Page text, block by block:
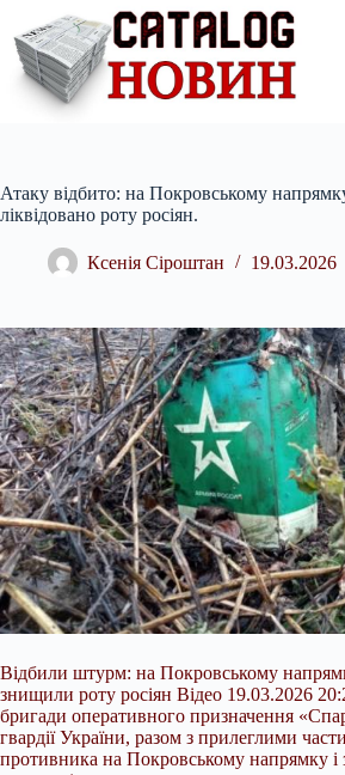
вмісту
Атаку відбито: на Покровському
ліквідовано роту росіян.
Ксенія Сіроштан 19.03.2026
Відбили штурм: на Покровському
знищили роту росіян Відео 19.03.2026
бригади оперативного призначення
гвардії України, разом з прилеглими
противника на Покровському напрямку і